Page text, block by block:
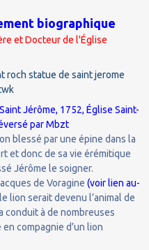
biographique
et Docteur de l'Église
Saint Jérôme, 1752, Église Saint-
par Mbzt
blessé par une épine dans la
et donc de sa vie érémitique
Jérôme le soigner.
de Voragine (voir lien au-
lion serait devenu l’animal de
conduit à de nombreuses
compagnie d’un lion